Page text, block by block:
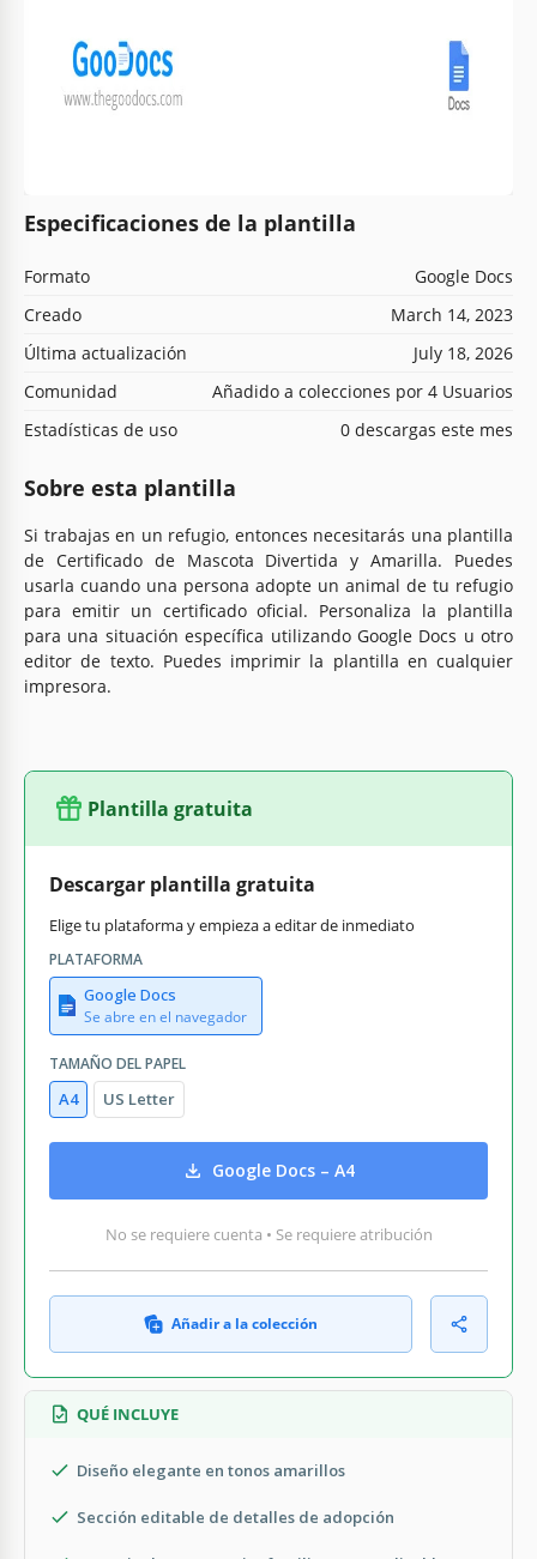
Especificaciones de la plantilla
Formato
Google Docs
Creado
March 14, 2023
Última actualización
July 18, 2026
Comunidad
Añadido a colecciones por 4 Usuarios
Estadísticas de uso
0 descargas este mes
Sobre esta plantilla
Si trabajas en un refugio, entonces necesitarás una plantilla
de Certificado de Mascota Divertida y Amarilla. Puedes
usarla cuando una persona adopte un animal de tu refugio
para emitir un certificado oficial. Personaliza la plantilla
para una situación específica utilizando Google Docs u otro
editor de texto. Puedes imprimir la plantilla en cualquier
impresora.
Plantilla gratuita
Descargar plantilla gratuita
Elige tu plataforma y empieza a editar de inmediato
PLATAFORMA
Google Docs
Se abre en el navegador
TAMAÑO DEL PAPEL
A4 US Letter
Google Docs – A4
No se requiere cuenta • Se requiere atribución
Añadir a la colección
QUÉ INCLUYE
Diseño elegante en tonos amarillos
Sección editable de detalles de adopción